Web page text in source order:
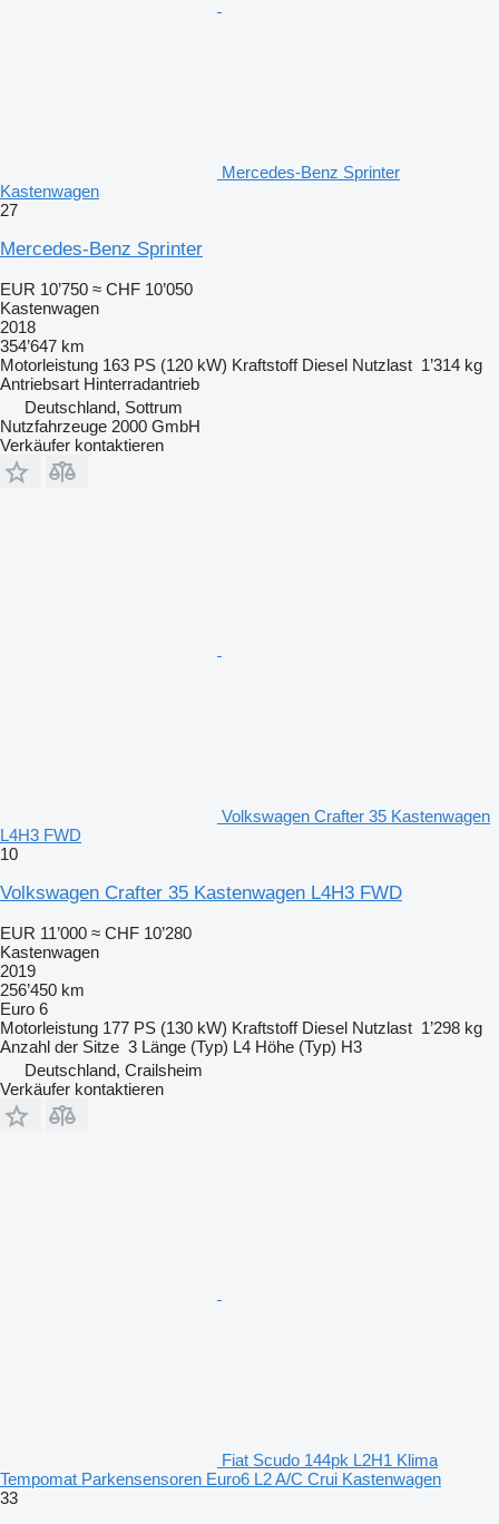
Mercedes-Benz Sprinter
Kastenwagen
27
Mercedes-Benz Sprinter
EUR 10’750 ≈ CHF 10’050
Kastenwagen
2018
354’647 km
Motorleistung 163 PS (120 kW) Kraftstoff Diesel Nutzlast 1’314 kg
Antriebsart Hinterradantrieb
Deutschland, Sottrum
Nutzfahrzeuge 2000 GmbH
Verkäufer kontaktieren
Volkswagen Crafter 35 Kastenwagen
L4H3 FWD
10
Volkswagen Crafter 35 Kastenwagen L4H3 FWD
EUR 11’000 ≈ CHF 10’280
Kastenwagen
2019
256’450 km
Euro 6
Motorleistung 177 PS (130 kW) Kraftstoff Diesel Nutzlast 1’298 kg
Anzahl der Sitze 3 Länge (Typ) L4 Höhe (Typ) H3
Deutschland, Crailsheim
Verkäufer kontaktieren
Fiat Scudo 144pk L2H1 Klima
Tempomat Parkensensoren Euro6 L2 A/C Crui Kastenwagen
33